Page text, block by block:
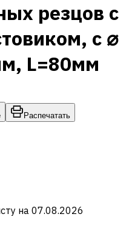
резцов с
с ⌀
L=80мм
Распечатать
на 07.08.2026